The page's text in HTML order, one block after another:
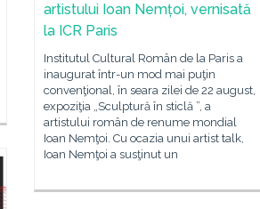
artistului Ioan Nemțoi, vernisată
la ICR Paris
Institutul Cultural Român de la Paris a
inaugurat într-un mod mai puţin
convenţional, în seara zilei de 22 august,
expoziţia „Sculptură în sticlă ”, a
artistului român de renume mondial
Ioan Nemţoi. Cu ocazia unui artist talk,
Ioan Nemţoi a susţinut un